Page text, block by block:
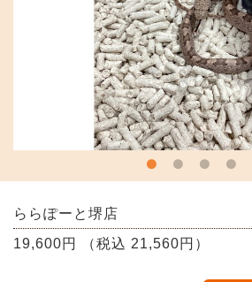
ららぽーと堺店
19,600円 （税込 21,560円）